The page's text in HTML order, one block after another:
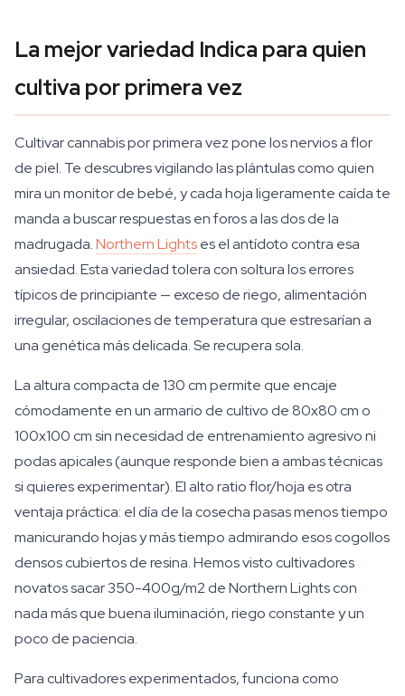
La mejor variedad Indica para quien
cultiva por primera vez
Cultivar cannabis por primera vez pone los nervios a flor
de piel. Te descubres vigilando las plántulas como quien
mira un monitor de bebé, y cada hoja ligeramente caída te
manda a buscar respuestas en foros a las dos de la
madrugada.Northern Lightses el antídoto contra esa
ansiedad. Esta variedad tolera con soltura los errores
típicos de principiante — exceso de riego, alimentación
irregular, oscilaciones de temperatura que estresarían a
una genética más delicada. Se recupera sola.
La altura compacta de 130 cm permite que encaje
cómodamente en un armario de cultivo de 80x80 cm o
100x100 cm sin necesidad de entrenamiento agresivo ni
podas apicales (aunque responde bien a ambas técnicas
si quieres experimentar). El alto ratio flor/hoja es otra
ventaja práctica: el día de la cosecha pasas menos tiempo
manicurando hojas y más tiempo admirando esos cogollos
densos cubiertos de resina. Hemos visto cultivadores
novatos sacar 350-400g/m2 de Northern Lights con
nada más que buena iluminación, riego constante y un
poco de paciencia.
Para cultivadores experimentados, funciona como